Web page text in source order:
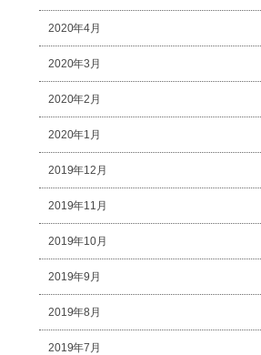
2020年4月
2020年3月
2020年2月
2020年1月
2019年12月
2019年11月
2019年10月
2019年9月
2019年8月
2019年7月